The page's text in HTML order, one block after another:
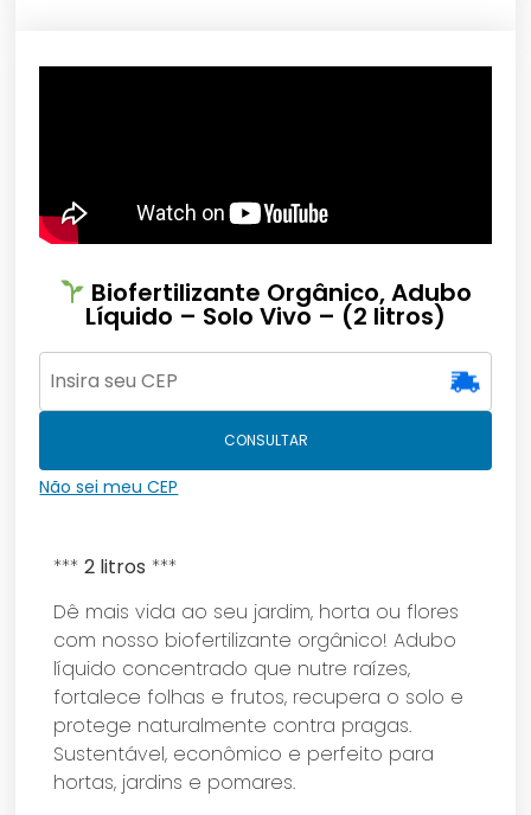
Biofertilizante Orgânico, Adubo
Líquido – Solo Vivo – (2 litros)
CONSULTAR
Não sei meu CEP
*** 2 litros ***
Dê mais vida ao seu jardim, horta ou flores
com nosso biofertilizante orgânico! Adubo
líquido concentrado que nutre raízes,
fortalece folhas e frutos, recupera o solo e
protege naturalmente contra pragas.
Sustentável, econômico e perfeito para
hortas, jardins e pomares.